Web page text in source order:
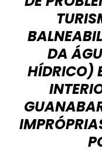
DA
HÍDRICO)